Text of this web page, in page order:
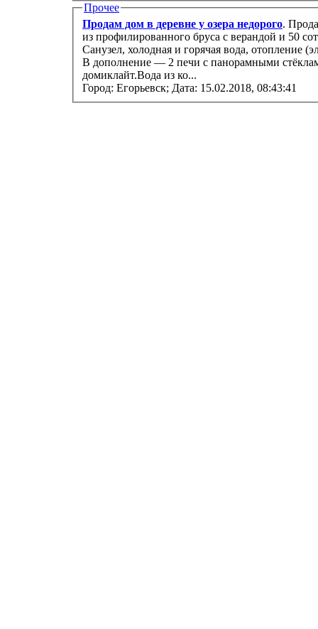
Прочее
Продам дом в деревне у озера недорого.
из профилированного бруса с верандой и 50 соток ижс. Полный комфорт квартиры.
Санузел, холодная и горячая вода, отопление (электрические радиаторы), русская баня.
В дополнение — 2 печи с панорамными
домиклайт.Вода из ко...
Город: Егорьевск; Дата: 15.02.2018, 08:43:41